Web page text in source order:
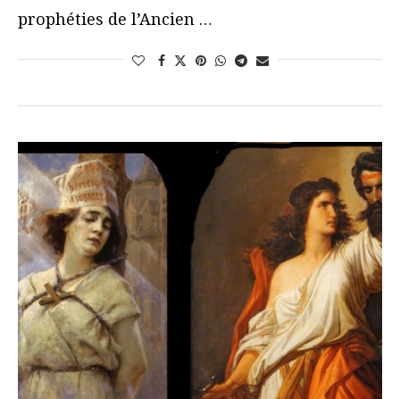
prophéties de l’Ancien …